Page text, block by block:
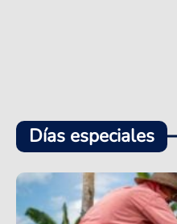
Días especiales